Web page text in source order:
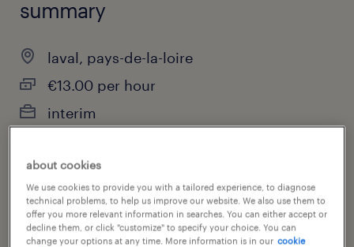
summary
laval, pays-de-la-loire
€13.00 per hour
interim
job category
health & social care, practitioner & technician
about cookies
We use cookies to provide you with a tailored experience, to diagnose
technical problems, to help us improve our website. We also use them to
offer you more relevant information in searches. You can either accept or
decline them, or click "customize" to specify your choice. You can
change your options at any time. More information is in our cookie